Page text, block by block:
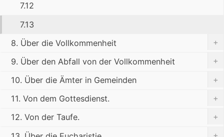
7.12
7.13
8. Über die Vollkommenheit
+
9. Über den Abfall von der Vollkommenheit
+
10. Über die Ämter in Gemeinden
+
11. Von dem Gottesdienst.
+
12. Von der Taufe.
+